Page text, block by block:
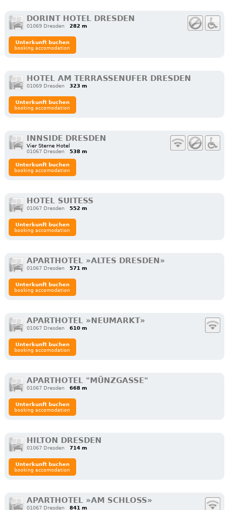
DORINT HOTEL DRESDEN
01069 Dresden 282 m
Unterkunft buchen
booking accomodation
HOTEL AM TERRASSENUFER DRESDEN
01069 Dresden 323 m
Unterkunft buchen
booking accomodation
INNSIDE DRESDEN
Vier Sterne Hotel
01067 Dresden
538 m
Unterkunft buchen
booking accomodation
HOTEL SUITESS
01067 Dresden 552 m
Unterkunft buchen
booking accomodation
APARTHOTEL »ALTES DRESDEN»
01067 Dresden 571 m
Unterkunft buchen
booking accomodation
APARTHOTEL »NEUMARKT»
01067 Dresden 610 m
Unterkunft buchen
booking accomodation
APARTHOTEL "MÜNZGASSE"
01067 Dresden 668 m
Unterkunft buchen
booking accomodation
HILTON DRESDEN
01067 Dresden 714 m
Unterkunft buchen
booking accomodation
APARTHOTEL »AM SCHLOSS»
01067 Dresden 841 m